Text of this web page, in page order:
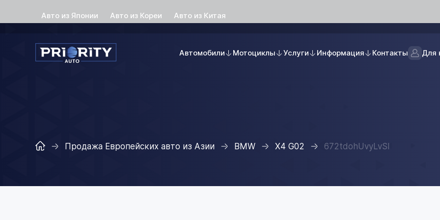
Авто из Японии Авто из Кореи Авто из Китая
Автомобили Мотоциклы Услуги Информация Контакты Для
Продажа Европейских авто из Азии BMW X4 G02 672tdohUvyLvSI